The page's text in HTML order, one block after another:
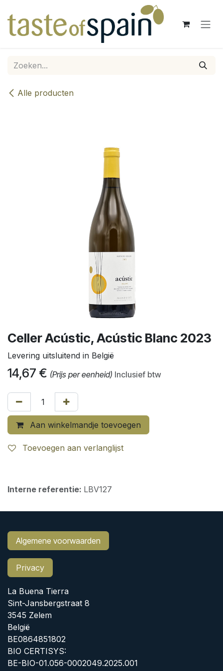
Alle producten
Celler Acústic, Acústic Blanc 2023
Levering uitsluitend in België
14,67 € (Prijs per eenheid) Inclusief btw
Aan winkelmandje toevoegen
Toevoegen aan verlanglijst
Interne referentie: LBV127
Algemene voorwaarden
Privacy
La Buena Tierra
Sint-Jansbergstraat 8
3545 Zelem
België
BE0864851802
BIO CERTISYS:
BE-BIO-01.056-0002049.2025.001